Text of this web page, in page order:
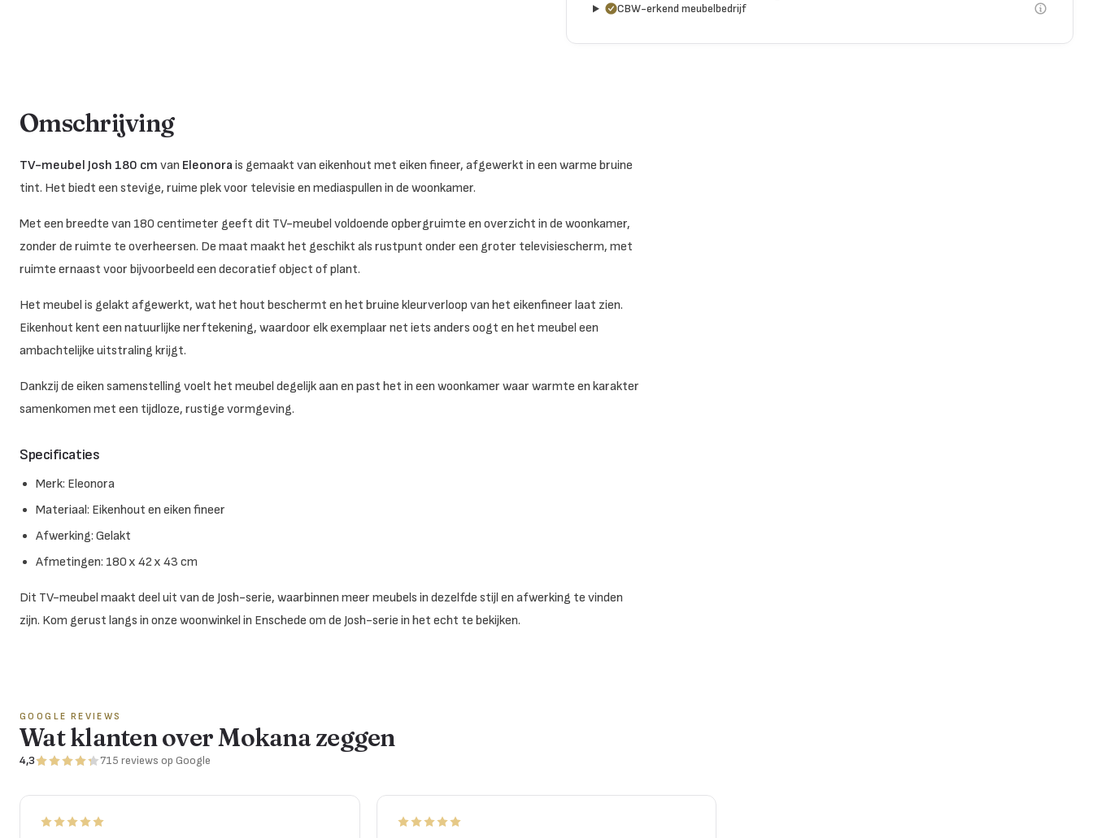
CBW-erkend meubelbedrijf
Omschrijving
TV-meubel Josh 180 cm van Eleonora is gemaakt van eikenhout met eiken fineer, afgewerkt in een warme bruine
tint. Het biedt een stevige, ruime plek voor televisie en mediaspullen in de woonkamer.
Met een breedte van 180 centimeter geeft dit TV-meubel voldoende opbergruimte en overzicht in de woonkamer,
zonder de ruimte te overheersen. De maat maakt het geschikt als rustpunt onder een groter televisiescherm, met
ruimte ernaast voor bijvoorbeeld een decoratief object of plant.
Het meubel is gelakt afgewerkt, wat het hout beschermt en het bruine kleurverloop van het eikenfineer laat zien.
Eikenhout kent een natuurlijke nerftekening, waardoor elk exemplaar net iets anders oogt en het meubel een
ambachtelijke uitstraling krijgt.
Dankzij de eiken samenstelling voelt het meubel degelijk aan en past het in een woonkamer waar warmte en karakter
samenkomen met een tijdloze, rustige vormgeving.
Specificaties
Merk: Eleonora
Materiaal: Eikenhout en eiken fineer
Afwerking: Gelakt
Afmetingen: 180 x 42 x 43 cm
Dit TV-meubel maakt deel uit van de Josh-serie, waarbinnen meer meubels in dezelfde stijl en afwerking te vinden
zijn. Kom gerust langs in onze woonwinkel in Enschede om de Josh-serie in het echt te bekijken.
GOOGLE REVIEWS
Wat klanten over Mokana zeggen
4,3 715 reviews op Google